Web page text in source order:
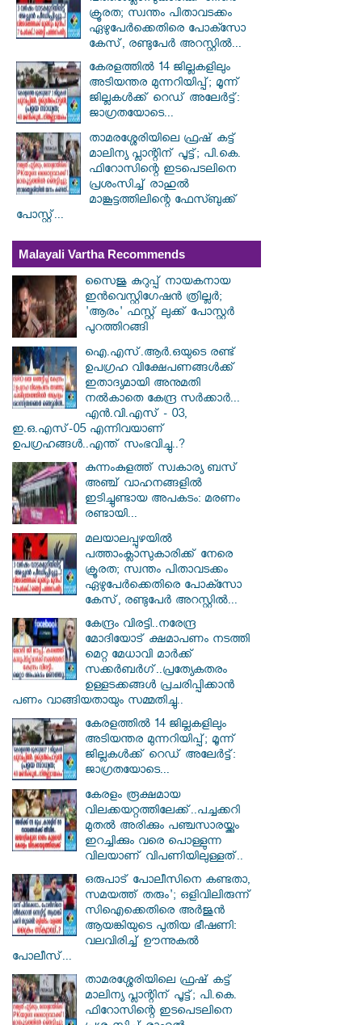
ക്രൂരത; സ്വന്തം പിതാവടക്കം
ഏഴുപേർക്കെതിരെ പോക്സോ
കേസ്, രണ്ടുപേർ അറസ്റ്റിൽ...
കേരളത്തിൽ 14 ജില്ലകളിലും
അടിയന്തര മുന്നറിയിപ്പ്; മൂന്ന്
ജില്ലകൾക്ക് റെഡ് അലേർട്ട്:
ജാഗ്രതയോടെ...
താമരശ്ശേരിയിലെ ഫ്രഷ് കട്ട്
മാലിന്യ പ്ലാന്റിന് പൂട്ട്; പി.കെ.
ഫിറോസിന്റെ ഇടപെടലിനെ
പ്രശംസിച്ച് രാഹുൽ
മാങ്കൂട്ടത്തിലിന്റെ ഫേസ്ബുക്ക്
പോസ്റ്റ്...
Malayali Vartha Recommends
സൈജു കുറുപ്പ് നായകനായ
ഇൻവെസ്റ്റിഗേഷൻ ത്രില്ലർ;
'ആരം' ഫസ്റ്റ് ലുക്ക് പോസ്റ്റർ
പുറത്തിറങ്ങി
ഐ.എസ്.ആർ.ഒയുടെ രണ്ട്
ഉപഗ്രഹ വിക്ഷേപണങ്ങൾക്ക്
ഇതാദ്യമായി അനുമതി
നൽകാതെ കേന്ദ്ര സർക്കാർ...
എൻ.വി.എസ് - 03,
ഇ.ഒ.എസ്-05 എന്നിവയാണ്
ഉപഗ്രഹങ്ങൾ..എന്ത് സംഭവിച്ചു..?
കുന്നംകുളത്ത് സ്വകാര്യ ബസ്
അഞ്ച് വാഹനങ്ങളിൽ
ഇടിച്ചുണ്ടായ അപകടം: മരണം
രണ്ടായി...
മലയാലപ്പുഴയിൽ
പത്താംക്ലാസുകാരിക്ക് നേരെ
ക്രൂരത; സ്വന്തം പിതാവടക്കം
ഏഴുപേർക്കെതിരെ പോക്സോ
കേസ്, രണ്ടുപേർ അറസ്റ്റിൽ...
കേന്ദ്രം വിരട്ടി..നരേന്ദ്ര
മോദിയോട് ക്ഷമാപണം നടത്തി
മെറ്റ മേധാവി മാർക്ക്
സക്കർബർ​ഗ്..പ്രത്യേകതരം
ഉള്ളടക്കങ്ങൾ പ്രചരിപ്പിക്കാൻ
പണം വാങ്ങിയതായും സമ്മതിച്ചു..
കേരളത്തിൽ 14 ജില്ലകളിലും
അടിയന്തര മുന്നറിയിപ്പ്; മൂന്ന്
ജില്ലകൾക്ക് റെഡ് അലേർട്ട്:
ജാഗ്രതയോടെ...
കേരളം രൂക്ഷമായ
വിലക്കയറ്റത്തിലേക്ക്..പച്ചക്കറി
മുതൽ അരിക്കും പഞ്ചസാരയ്ക്കും
ഇറച്ചിക്കും വരെ പൊള്ളുന്ന
വിലയാണ് വിപണിയിലുള്ളത്..
ഒരുപാട് പോലീസിനെ കണ്ടതാ,
സമയത്ത് തരും'; ഒളിവിലിരുന്ന്
സിഐക്കെതിരെ അർജുൻ
ആയങ്കിയുടെ പുതിയ ഭീഷണി:
വലവിരിച്ച് ഊന്നുകൽ
പോലീസ്...
താമരശ്ശേരിയിലെ ഫ്രഷ് കട്ട്
മാലിന്യ പ്ലാന്റിന് പൂട്ട്; പി.കെ.
ഫിറോസിന്റെ ഇടപെടലിനെ